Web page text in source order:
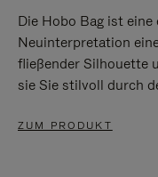
Die Hobo Bag ist eine
Neuinterpretation
fließender Silhouette
sie Sie stilvoll durch
ZUM PRODUKT